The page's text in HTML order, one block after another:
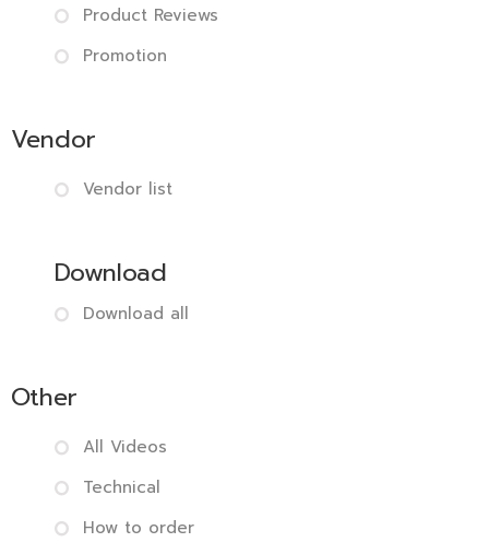
Product Reviews
Promotion
Vendor
Vendor list
Download
Download all
Other
All Videos
Technical
How to order